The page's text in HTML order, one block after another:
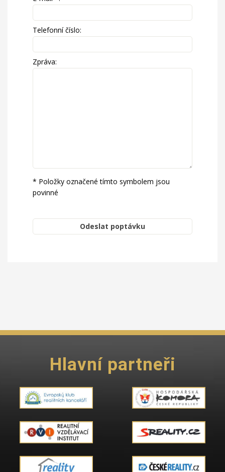
Telefonní číslo:
Zpráva:
* Položky označené tímto symbolem jsou
povinné
Hlavní partneři